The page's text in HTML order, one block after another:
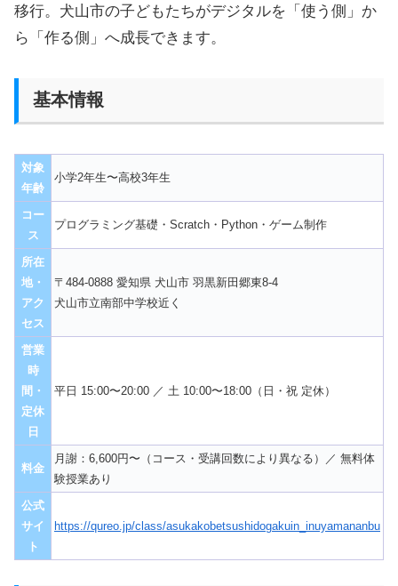
移行。犬山市の子どもたちがデジタルを「使う側」か
ら「作る側」へ成長できます。
基本情報
対象
年齢
小学2年生〜高校3年生
コー
ス
プログラミング基礎・Scratch・Python・ゲーム制作
所在
地・
アク
セス
〒484-0888 愛知県 犬山市 羽黒新田郷東8-4
犬山市立南部中学校近く
営業
時
間・
定休
日
平日 15:00〜20:00 ／ 土 10:00〜18:00（日・祝 定休）
料金
月謝：6,600円〜（コース・受講回数により異なる）／ 無料体
験授業あり
公式
サイ
ト
https://qureo.jp/class/asukakobetsushidogakuin_inuyamananbu